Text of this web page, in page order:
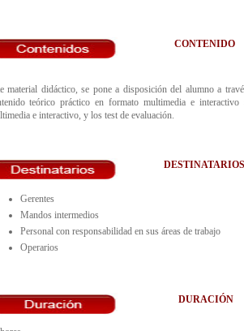
CONTENIDO
material didáctico, se pone a disposición del alumno a
teórico práctico en formato multimedia e
e interactivo, y los test de evaluación.
DESTINATARIOS
Gerentes
Mandos intermedios
Personal con responsabilidad en sus áreas de trabajo
Operarios
DURACIÓN